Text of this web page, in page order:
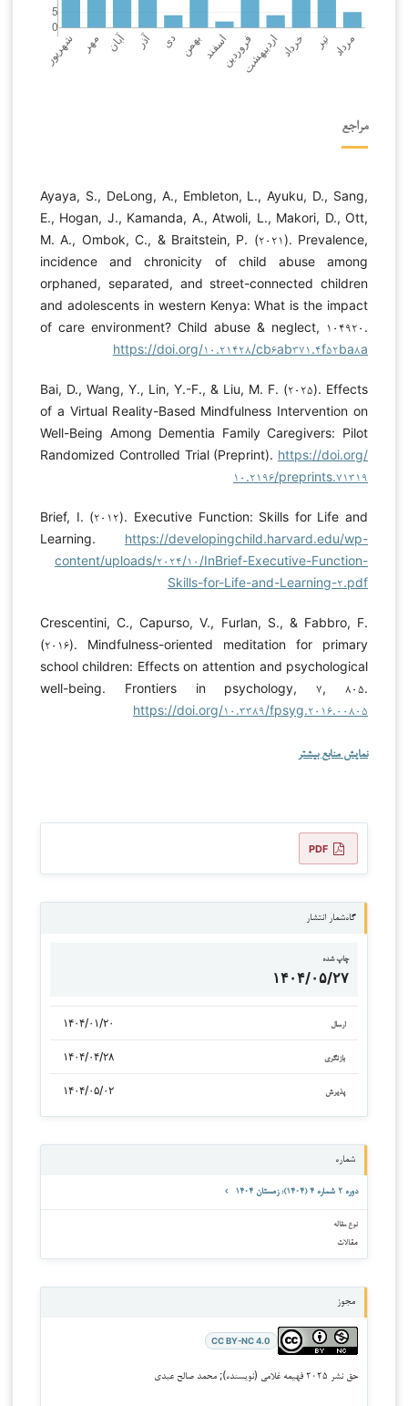
مراجع
Ayaya, S., DeLong, A., Embleton, L., Ayuku, D., Sang,
E., Hogan, J., Kamanda, A., Atwoli, L., Makori, D., Ott,
M. A., Ombok, C., & Braitstein, P. (۲۰۲۱). Prevalence,
incidence and chronicity of child abuse among
orphaned, separated, and street-connected children
and adolescents in western Kenya: What is the impact
of care environment? Child abuse & neglect, ۱۰۴۹۲۰.
https://doi.org/۱۰.۲۱۴۲۸/cb۶ab۳۷۱.۴f۵۲ba۸a
Bai, D., Wang, Y., Lin, Y.-F., & Liu, M. F. (۲۰۲۵). Effects
of a Virtual Reality-Based Mindfulness Intervention on
Well-Being Among Dementia Family Caregivers: Pilot
Randomized Controlled Trial (Preprint). https://doi.org/
۱۰.۲۱۹۶/preprints.۷۱۳۱۹
Brief, I. (۲۰۱۲). Executive Function: Skills for Life and
Learning. https://developingchild.harvard.edu/wp-
content/uploads/۲۰۲۴/۱۰/InBrief-Executive-Function-
Skills-for-Life-and-Learning-۲.pdf
Crescentini, C., Capurso, V., Furlan, S., & Fabbro, F.
(۲۰۱۶). Mindfulness-oriented meditation for primary
school children: Effects on attention and psychological
well-being. Frontiers in psychology, ۷, ۸۰۵.
https://doi.org/۱۰.۳۳۸۹/fpsyg.۲۰۱۶.۰۰۸۰۵
نمایش منابع بیشتر
PDF
گاه‌شمار انتشار
چاپ شده
۱۴۰۴/۰۵/۲۷
ارسال ۱۴۰۴/۰۱/۲۰
بازنگری ۱۴۰۴/۰۴/۲۸
پذیرش ۱۴۰۴/۰۵/۰۲
شماره
دوره ۲ شماره ۴ (۱۴۰۴): زمستان ۱۴۰۴
نوع مقاله
مقالات
مجوز
CC BY-NC 4.0
حق نشر ۲۰۲۵ فهیمه غلامی (نویسنده); محمد صالح عبدی